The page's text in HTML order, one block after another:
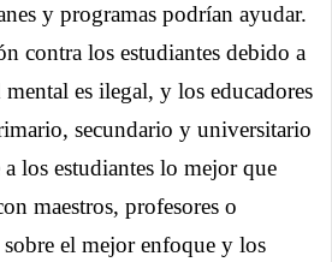
y programas podrían ayudar.
contra los estudiantes debido a
es ilegal, y los educadores
secundario y universitario
a los estudiantes lo mejor que
maestros, profesores o
el mejor enfoque y los